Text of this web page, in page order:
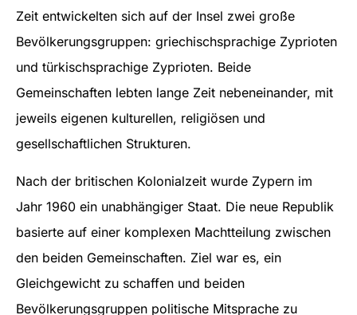
Zeit entwickelten sich auf der Insel zwei große
Bevölkerungsgruppen: griechischsprachige Zyprioten
und türkischsprachige Zyprioten. Beide
Gemeinschaften lebten lange Zeit nebeneinander, mit
jeweils eigenen kulturellen, religiösen und
gesellschaftlichen Strukturen.
Nach der britischen Kolonialzeit wurde Zypern im
Jahr 1960 ein unabhängiger Staat. Die neue Republik
basierte auf einer komplexen Machtteilung zwischen
den beiden Gemeinschaften. Ziel war es, ein
Gleichgewicht zu schaffen und beiden
Bevölkerungsgruppen politische Mitsprache zu